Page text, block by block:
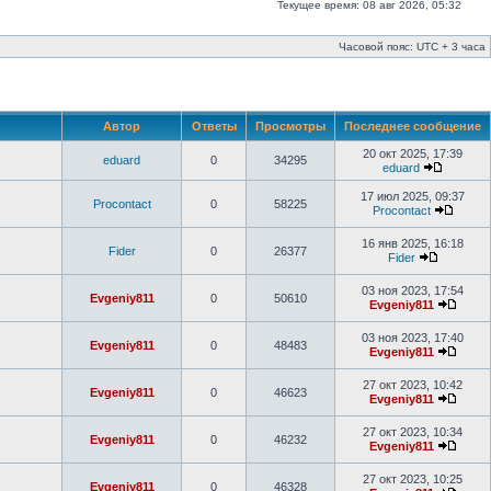
Текущее время: 08 авг 2026, 05:32
Часовой пояс: UTC + 3 часа
Автор Ответы Просмотры Последнее сообщение
eduard 0 34295
20 окт 2025, 17:39
eduard
Procontact 0 58225
17 июл 2025, 09:37
Procontact
Fider 0 26377
16 янв 2025, 16:18
Fider
Evgeniy811 0 50610
03 ноя 2023, 17:54
Evgeniy811
Evgeniy811 0 48483
03 ноя 2023, 17:40
Evgeniy811
Evgeniy811 0 46623
27 окт 2023, 10:42
Evgeniy811
Evgeniy811 0 46232
27 окт 2023, 10:34
Evgeniy811
Evgeniy811 0 46328
27 окт 2023, 10:25